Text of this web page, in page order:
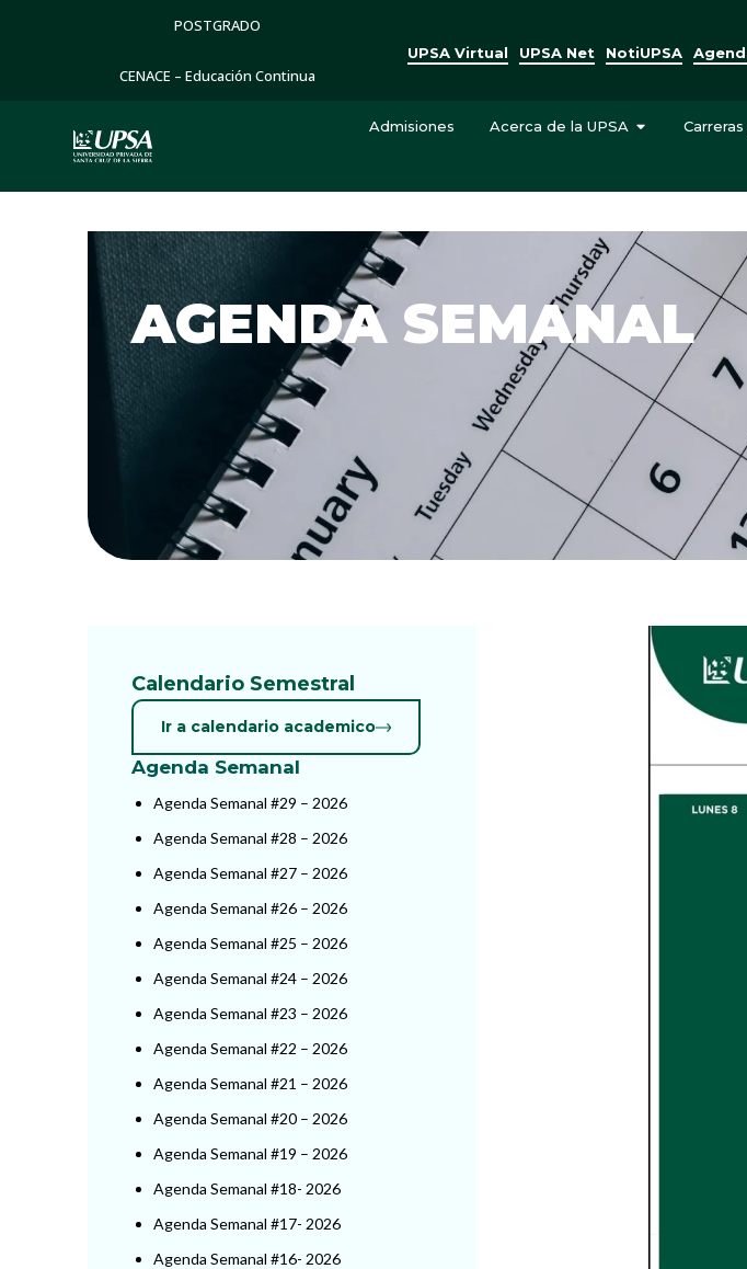
POSTGRADO
CENACE – Educación Continua
UPSA Virtual UPSA Net NotiUPSA
Admisiones Acerca de la UPSA
AGENDA SEMANAL
Calendario Semestral
Ir a calendario academico
Agenda Semanal
Agenda Semanal #29 – 2026
Agenda Semanal #28 – 2026
Agenda Semanal #27 – 2026
Agenda Semanal #26 – 2026
Agenda Semanal #25 – 2026
Agenda Semanal #24 – 2026
Agenda Semanal #23 – 2026
Agenda Semanal #22 – 2026
Agenda Semanal #21 – 2026
Agenda Semanal #20 – 2026
Agenda Semanal #19 – 2026
Agenda Semanal #18- 2026
Agenda Semanal #17- 2026
Agenda Semanal #16- 2026